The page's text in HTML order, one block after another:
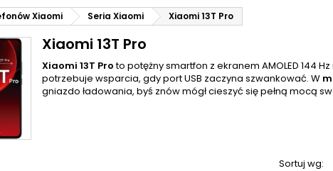
Xiaomi Seria Xiaomi Xiaomi 13T Pro
Xiaomi 13T Pro
Xiaomi 13T Proto potężny smartfon z ekranem AMOLED 144
potrzebuje wsparcia, gdy port USB zaczyna szwankować. W
gniazdo ładowania, byś znów mógł cieszyć się pełną mocą
Sortuj wg: